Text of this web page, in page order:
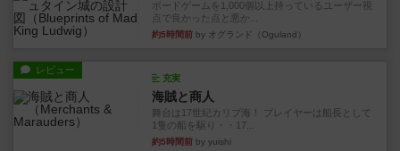
ボードゲームを1,000個以上持っているユーザー視
点で良かった点と悪か...
約5時間前 by オグランド（Oguland）
レビュー
充実
海賊と商人
舞台は17世紀カリブ海！ プレイヤーは船長として
1隻の船を駆り・・17...
約5時間前 by yuishi